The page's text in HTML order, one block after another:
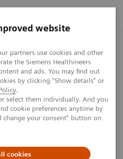
website
partners use cookies and other
the Siemens Healthineers
and ads. You may find out
by clicking "Show details" or
.
select them individually. And you
cookie preferences anytime by
change your consent" button on
cookies
Presseinformationen Erstmals
Schweiz:
und
Moncucco